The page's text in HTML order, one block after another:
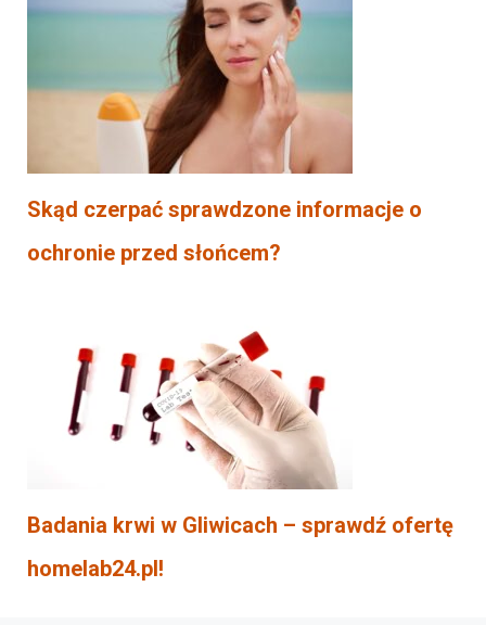
Skąd czerpać sprawdzone informacje o
ochronie przed słońcem?
Badania krwi w Gliwicach – sprawdź ofertę
homelab24.pl!